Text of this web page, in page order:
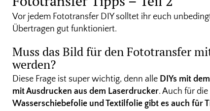
Vor jedem Fototransfer DIY solltet ihr euch
Übertragen gut funktioniert.
Muss das Bild für den Fototransfer
werden?
Diese Frage ist super wichtig, denn alle DIYs mit
mit Ausdrucken aus dem Laserdrucker. Auch für
Wasserschiebefolie und Textilfolie gibt es auch